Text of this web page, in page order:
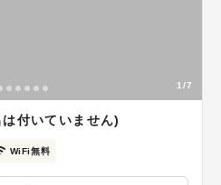
1/7
付いていません)
WiFi無料